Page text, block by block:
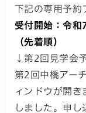
下記の専用予約
受付開始：令
（先着順）
↓第2回見学会
第2回中橋アー
ィンドウが開き
しました。申し